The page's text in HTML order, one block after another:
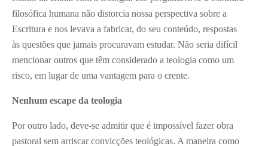
filosófica humana não distorcia nossa perspectiva sobre a
Escritura e nos levava a fabricar, do seu conteúdo, respostas
às questões que jamais procuravam estudar. Não seria difícil
mencionar outros que têm considerado a teologia como um
risco, em lugar de uma vantagem para o crente.
Nenhum escape da teologia
Por outro lado, deve-se admitir que é impossível fazer obra
pastoral sem arriscar convicções teológicas. A maneira como